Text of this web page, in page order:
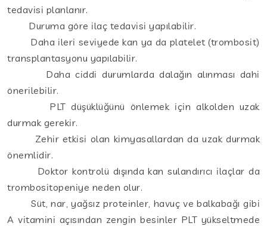
tedavisi planlanır.
Duruma göre ilaç tedavisi yapılabilir.
Daha ileri seviyede kan ya da platelet (trombosit)
transplantasyonu yapılabilir.
Daha ciddi durumlarda dalağın alınması dahi
önerilebilir.
PLT düşüklüğünü önlemek için alkolden uzak
durmak gerekir.
Zehir etkisi olan kimyasallardan da uzak durmak
önemlidir.
Doktor kontrolü dışında kan sulandırıcı ilaçlar da
trombositopeniye neden olur.
Süt, nar, yağsız proteinler, havuç ve balkabağı gibi
A vitamini açısından zengin besinler PLT yükseltmede